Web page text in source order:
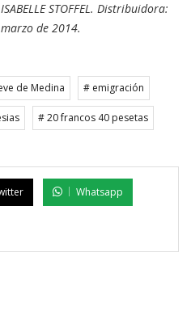
STOFFEL. Distribuidora:
marzo de 2014.
de Medina # emigración
# 20 francos 40 pesetas
Whatsapp